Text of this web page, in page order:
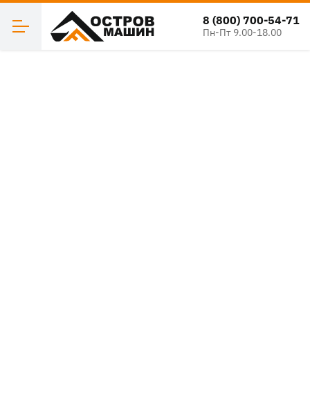
8 (800) 700-54-71
Пн-Пт 9.00-18.00